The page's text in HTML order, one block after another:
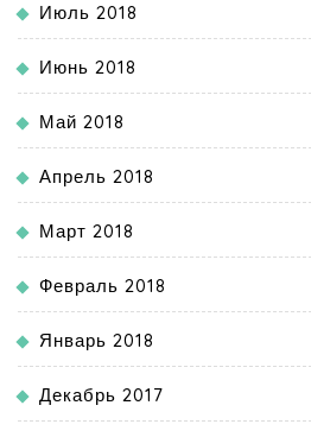
Июль 2018
Июнь 2018
Май 2018
Апрель 2018
Март 2018
Февраль 2018
Январь 2018
Декабрь 2017